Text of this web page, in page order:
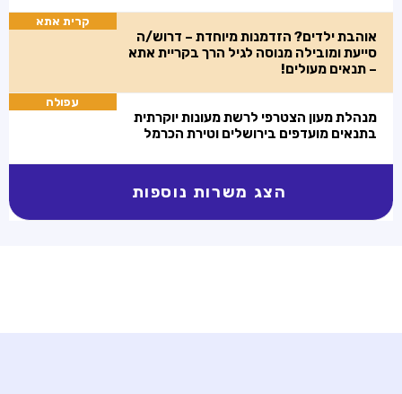
אוהבת ילדים? הזדמנות מיוחדת – דרוש/ה
סייעת ומובילה מנוסה לגיל הרך בקריית אתא
– תנאים מעולים!
קרית אתא
מנהלת מעון הצטרפי לרשת מעונות יוקרתית
בתנאים מועדפים בירושלים וטירת הכרמל
עפולה
הצג משרות נוספות